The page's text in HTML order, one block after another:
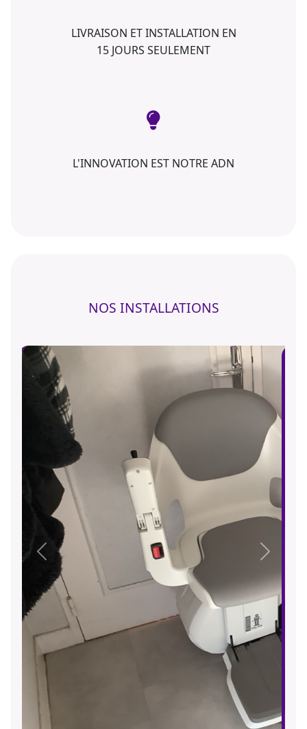
LIVRAISON ET INSTALLATION EN
15 JOURS SEULEMENT
L'INNOVATION EST NOTRE ADN
NOS INSTALLATIONS
Précédent Suivant